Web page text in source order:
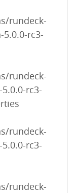
rundeck-
rc3-
rundeck-
rc3-
rundeck-
rc3-
rundeck-